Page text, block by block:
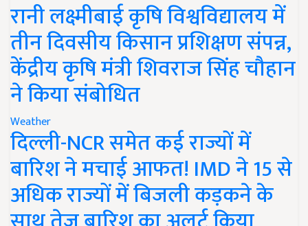
रानी लक्ष्मीबाई कृषि विश्वविद्यालय में
तीन दिवसीय किसान प्रशिक्षण संपन्न,
केंद्रीय कृषि मंत्री शिवराज सिंह चौहान
ने किया संबोधित
Weather
दिल्ली-NCR समेत कई राज्यों में
बारिश ने मचाई आफत! IMD ने 15 से
अधिक राज्यों में बिजली कड़कने के